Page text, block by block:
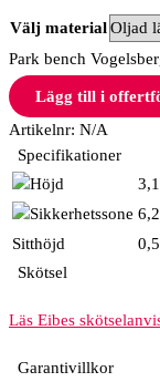
Välj material
Park bench
Lägg till i
Artikelnr: N/A
Specifikationer
Sitthöjd
Skötsel
Läs Eibes
Garantivillkor